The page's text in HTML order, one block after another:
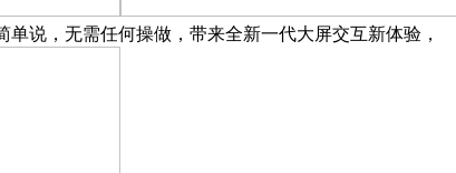
说，无需任何操做，带来全新一代大屏交互新体验，